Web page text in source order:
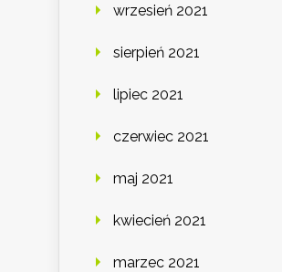
wrzesień 2021
sierpień 2021
lipiec 2021
czerwiec 2021
maj 2021
kwiecień 2021
marzec 2021